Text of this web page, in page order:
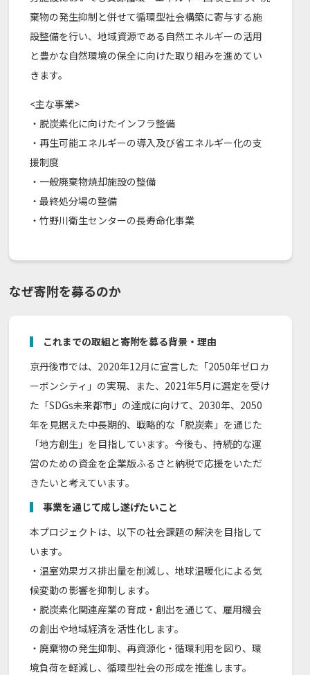
棄物の発生抑制と併せて循環型社会構築に寄与する施
設整備を行い、地域資源である自然エネルギーの活用
と豊かな自然環境の保全に向けた取り組みを進めてい
きます。
<主な事業>
・脱炭素化に向けたインフラ整備
・再生可能エネルギーの導入及び省エネルギー化の支
援制度
・一般廃棄物焼却施設の整備
・最終処分場の整備
・竹野川衛生センターの長寿命化事業
なぜ寄附を募るのか
これまでの取組と寄附を募る背景・理由
京丹後市では、2020年12月に宣言した「2050年ゼロカ
ーボンシティ」の実現、また、2021年5月に選定を受け
た「SDGs未来都市」の達成に向けて、2030年、2050
年を見据えた中長期的、戦略的な「脱炭素」を通じた
「地方創生」を目指しています。今後も、持続的な運
営のための資金を企業版ふるさと納税で応援をいただ
きたいと考えています。
事業を通じて成し遂げたいこと
本プロジェクトは、以下の社会課題の解決を目指して
います。
・温室効果ガス排出量を削減し、地球温暖化による気
候変動の影響を抑制します。
・脱炭素化関連産業の育成・創出を通じて、雇用機会
の創出や地域経済を活性化します。
・廃棄物の発生抑制、再資源化・循環利用を図り、環
境負荷を軽減し、循環型社会の形成を推進します。